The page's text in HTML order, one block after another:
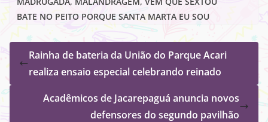
BATE NO PEITO PORQUE SANTA MARTA EU SOU
Rainha de bateria da União do Parque Acari
realiza ensaio especial celebrando reinado
Acadêmicos de Jacarepaguá anuncia novos
defensores do segundo pavilhão